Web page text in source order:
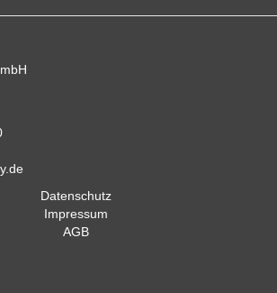
Datenschutz
Impressum
AGB